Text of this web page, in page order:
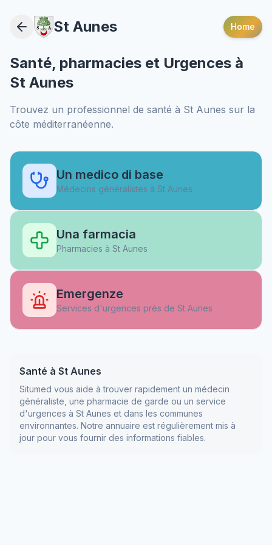
St Aunes Home
Santé, pharmacies et Urgences à
St Aunes
Trouvez un professionnel de santé à St Aunes sur la
côte méditerranéenne.
Un medico di base
Médecins généralistes à St Aunes
Una farmacia
Pharmacies à St Aunes
Emergenze
Services d'urgences près de St Aunes
Santé à St Aunes
Situmed vous aide à trouver rapidement un médecin
généraliste, une pharmacie de garde ou un service
d'urgences à St Aunes et dans les communes
environnantes. Notre annuaire est régulièrement mis à
jour pour vous fournir des informations fiables.